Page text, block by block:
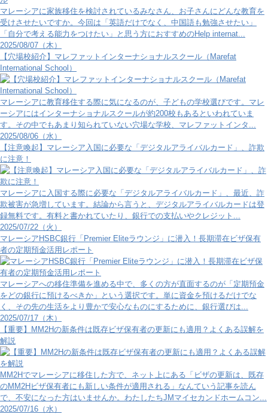
マレーシアに家族移住を検討されているみなさん、お子さんにどんな教育を
受けさせたいですか。今回は「英語だけでなく、中国語も勉強させたい」
「自分で考える能力をつけたい」と思う方におすすめのHelp internat...
2025/08/07（木）
【穴場校紹介】マレファットインターナショナルスクール（Marefat
International School）
マレーシアに教育移住する際に気になるのが、子どもの学校選びです。マレ
ーシアにはインターナショナルスクールが約200校もあるといわれていま
す。その中でもあまり知られていない穴場な学校、マレファットインタ...
2025/08/06（水）
【注意喚起】マレーシア入国に必要な「デジタルアライバルカード」、詐欺
に注意！
マレーシアに入国する際に必要な「デジタルアライバルカード」、最近、詐
欺被害が急増しています。結論から言うと、デジタルアライバルカードは登
録無料です。有料と書かれていたり、銀行での支払いやクレジット...
2025/07/22（火）
マレーシアHSBC銀行「Premier Eliteラウンジ」に潜入！長期滞在ビザ保有
者の定期預金活用レポート
マレーシアへの移住準備を進める中で、多くの方が直面するのが「定期預金
をどの銀行に預けるべきか」という選択です。単に資金を預けるだけでな
く、その先の生活をより豊かで安心なものにするために、銀行選びは...
2025/07/17（木）
【重要】MM2Hの新条件は既存ビザ保有者の更新にも適用？よくある誤解を
解説
MM2Hでマレーシアに移住した方で、ネット上にある「ビザの更新は、既存
のMM2Hビザ保有者にも新しい条件が適用される」なんていう記事を読ん
で、不安になった方はいませんか。わたしたちJMマイセカンドホームコン...
2025/07/16（水）